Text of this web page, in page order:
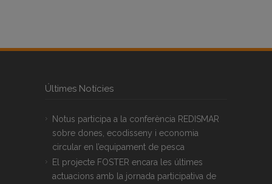
Últimes Notícies
Notus participa a la conferència REDISMAR
sobre dones, ecodisseny i economia
circular en l’equipament de pesca
El projecte FOSTER encara les últimes
actuacions amb la jornada participativa de